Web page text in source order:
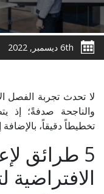
6th ديسمبر, 2022
والناجحة صدفةً؛ إذ
تخطيطاً دقيقاً،
5 طرائق
الافتراضية